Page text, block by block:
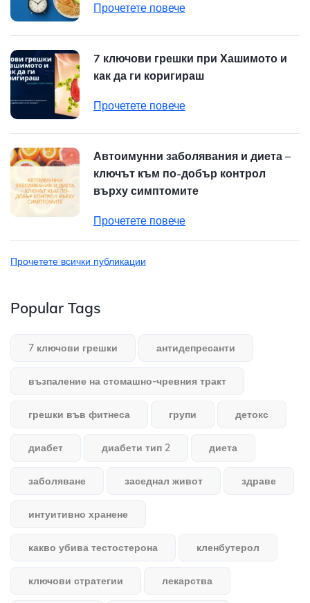
Прочетете повече
7 ключови грешки при Хашимото и
как да ги коригираш
Прочетете повече
Автоимунни заболявания и диета –
ключът към по-добър контрол
върху симптомите
Прочетете повече
Прочетете всички публикации
Popular Tags
7 ключови грешки антидепресанти
възпаление на стомашно-чревния тракт
грешки във фитнеса групи детокс
диабет диабети тип 2 диета
заболяване заседнал живот здраве
интуитивно хранене
какво убива тестостерона кленбутерол
ключови стратегии лекарства